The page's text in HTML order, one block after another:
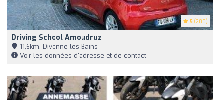
5 (200)
Driving School Amoudruz
11,6km, Divonne-les-Bains
Voir les données d'adresse et de contact